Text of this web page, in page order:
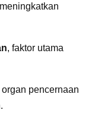
, faktor utama
organ pencernaan